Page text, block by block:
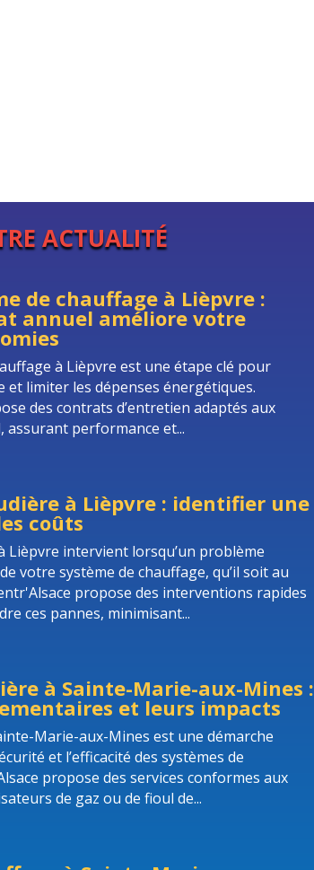
ACTUALITÉ
de chauffage à Lièpvre :
annuel améliore votre
à Lièpvre est une étape clé pour
limiter les dépenses énergétiques.
des contrats d’entretien adaptés aux
assurant performance et...
à Lièpvre : identifier une
coûts
Lièpvre intervient lorsqu’un problème
votre système de chauffage, qu’il soit au
propose des interventions rapides
ces pannes, minimisant...
à Sainte-Marie-aux-Mines :
et leurs impacts
Marie-aux-Mines est une démarche
et l’efficacité des systèmes de
propose des services conformes aux
de gaz ou de fioul de...